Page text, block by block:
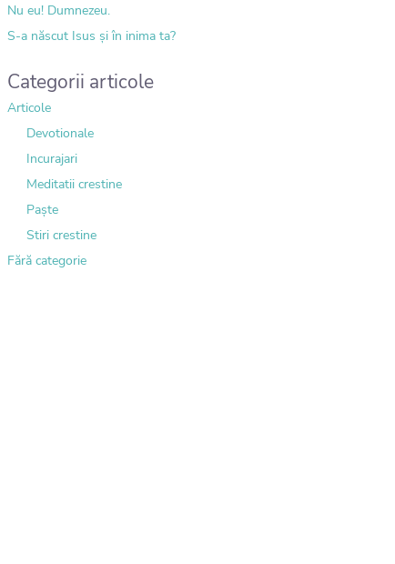
Nu eu! Dumnezeu.
S-a născut Isus și în inima ta?
Categorii articole
Articole
Devotionale
Incurajari
Meditatii crestine
Paște
Stiri crestine
Fără categorie